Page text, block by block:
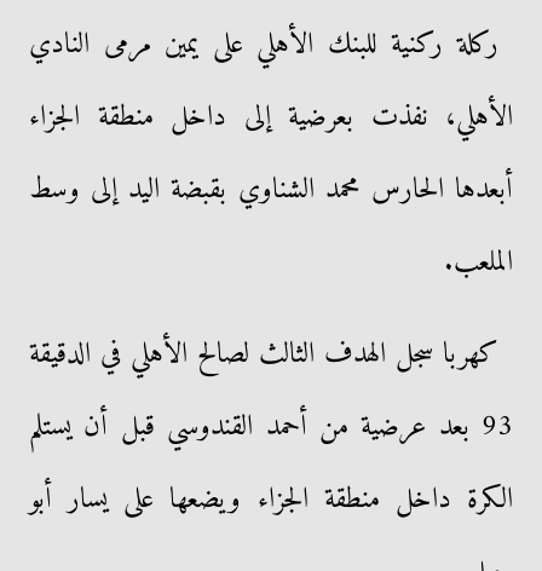
ركلة ركنية للبنك الأهلي على يمين مرمى النادي
الأهلي، نفذت بعرضية إلى داخل منطقة الجزاء
أبعدها الحارس محمد الشناوي بقبضة اليد إلى وسط
الملعب.
كهربا سجل الهدف الثالث لصالح الأهلي في الدقيقة
93 بعد عرضية من أحمد القندوسي قبل أن يستلم
الكرة داخل منطقة الجزاء ويضعها على يسار أبو